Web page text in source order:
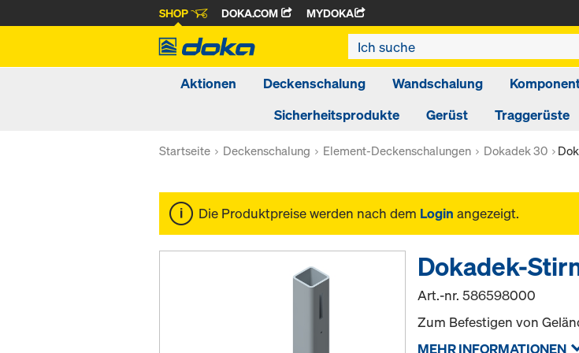
SHOP DOKA.COM MYDOKA
Aktionen Deckenschalung Wandschalung
Sicherheitsprodukte
Gerüst Traggerüste
Startseite Deckenschalung Element-Deckenschalungen Dokadek 30
Die Produktpreise werden nach dem Login angezeigt.
Dokadek-
Art.-nr.586598000
Zum Befestigen von
MEHR INFORMATIONEN